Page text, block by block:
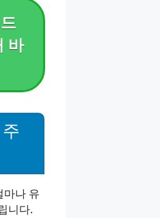
바
마나 유
니다.